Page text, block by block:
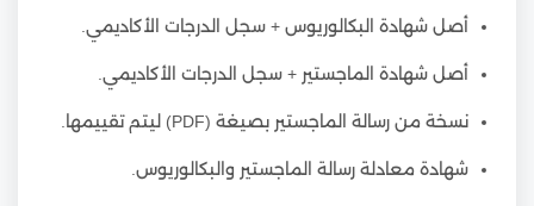
أصل شهادة البكالوريوس + سجل الدرجات الأكاديمي.
أصل شهادة الماجستير + سجل الدرجات الأكاديمي.
نسخة من رسالة الماجستير بصيغة (PDF) ليتم تقييمها.
شهادة معادلة رسالة الماجستير والبكالوريوس.